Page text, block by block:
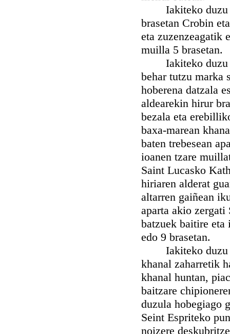
Iakiteko duzu
brasetan Crobin
eta zuzenzeagatik
muilla 5 brasetan.
Iakiteko duzu
behar tutzu marka
hoberena datzala
aldearekin hirur
bezala eta
baxa-marean
baten trebesean
ioanen tzare
Saint Lucasko
hiriaren alderat
altarren gaiñean
aparta akio zergati
batzuek baitire eta
edo 9 brasetan.
Iakiteko duzu
khanal zaharretik
khanal huntan,
baitzare
duzula hobegiago
Seint Espriteko
noizere